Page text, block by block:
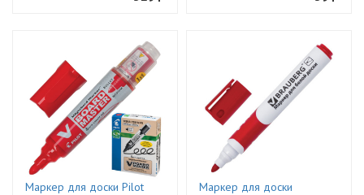
Маркер для доски Pilot
Маркер для доски